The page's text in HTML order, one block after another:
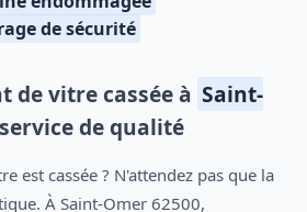
de sécurité
de vitre cassée à Saint-
de qualité
À Saint-Omer 62500,